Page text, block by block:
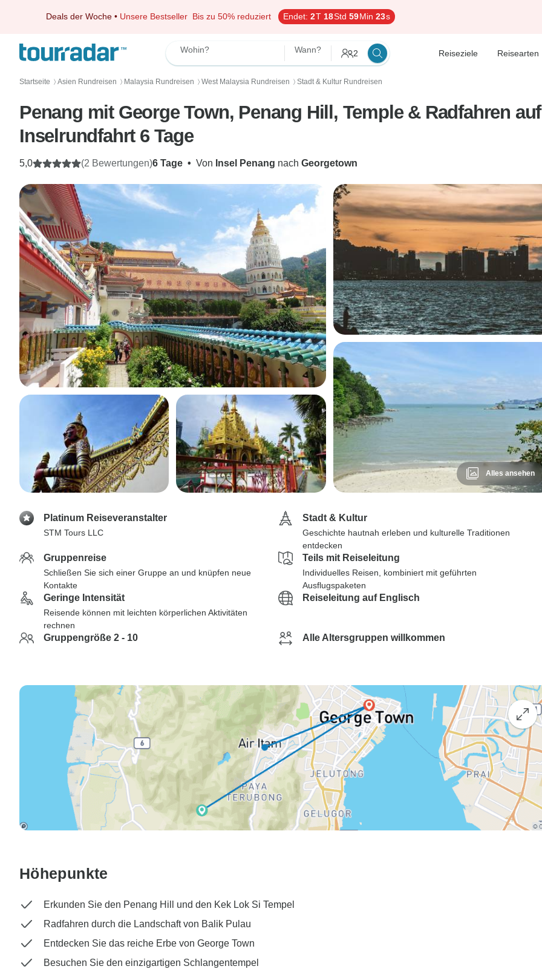
Deals der Woche • Unsere Bestseller Bis zu 50% reduziert Endet: 2T 18Std 59Min 22s
Wohin? Wann? 2 Reiseziele Reisearten
Startseite 〉 Asien Rundreisen 〉 Malaysia Rundreisen 〉 West Malaysia Rundreisen 〉 Stadt & Kultur Rundreisen
Penang mit George Town, Penang Hill, Temple & Radfahren
Inselrundfahrt 6 Tage
6 Tage • Von Insel Penang nach Georgetown
5,0 (2 Bewertungen)
Alles ansehen
Platinum Reiseveranstalter
STM Tours LLC
Stadt & Kultur
Geschichte hautnah erleben und kulturelle Traditionen
entdecken
Gruppenreise
Schließen Sie sich einer Gruppe an und knüpfen neue
Kontakte
Teils mit Reiseleitung
Individuelles Reisen, kombiniert mit geführten
Ausflugspaketen
Geringe Intensität
Reisende können mit leichten körperlichen Aktivitäten
rechnen
Reiseleitung auf Englisch
Gruppengröße 2 - 10 Alle Altersgruppen willkommen
Höhepunkte
Erkunden Sie den Penang Hill und den Kek Lok Si Tempel
Radfahren durch die Landschaft von Balik Pulau
Entdecken Sie das reiche Erbe von George Town
Besuchen Sie den einzigartigen Schlangentempel